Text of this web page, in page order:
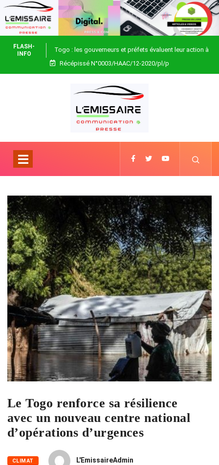
FLASH-
INFO
Togo : les gouverneurs et préfets évaluent leur action à
Blitta
Récépissé N°0003/HAAC/12-2020/pl/p
Le Togo renforce sa résilience
avec un nouveau centre national
d’opérations d’urgences
CLIMAT L'EmissaireAdmin